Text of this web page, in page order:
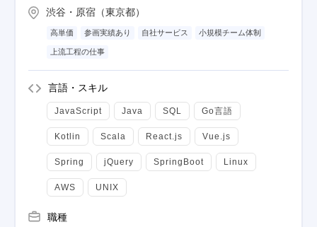
渋谷・原宿（東京都）
高単価 参画実績あり 自社サービス 小規模チーム体制
上流工程の仕事
言語・スキル
JavaScript Java SQL Go言語
Kotlin Scala React.js Vue.js
Spring jQuery SpringBoot Linux
AWS UNIX
職種